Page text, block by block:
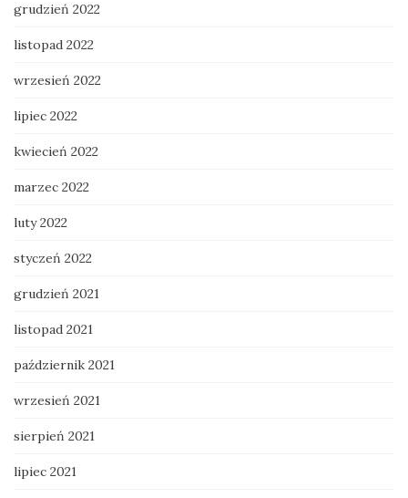
grudzień 2022
listopad 2022
wrzesień 2022
lipiec 2022
kwiecień 2022
marzec 2022
luty 2022
styczeń 2022
grudzień 2021
listopad 2021
październik 2021
wrzesień 2021
sierpień 2021
lipiec 2021